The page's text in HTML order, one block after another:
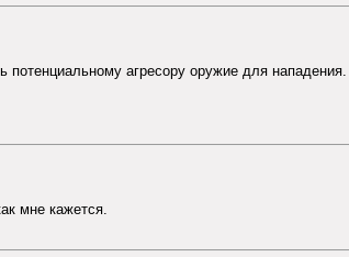
агресору оружие для
мне кажется.